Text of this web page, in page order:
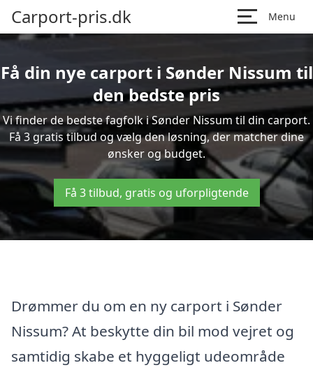
Carport-pris.dk Menu
Få din nye carport i Sønder Nissum til
den bedste pris
Vi finder de bedste fagfolk i Sønder Nissum til din carport.
Få 3 gratis tilbud og vælg den løsning, der matcher dine
ønsker og budget.
Få 3 tilbud, gratis og uforpligtende
Drømmer du om en ny carport i Sønder
Nissum? At beskytte din bil mod vejret og
samtidig skabe et hyggeligt udeområde